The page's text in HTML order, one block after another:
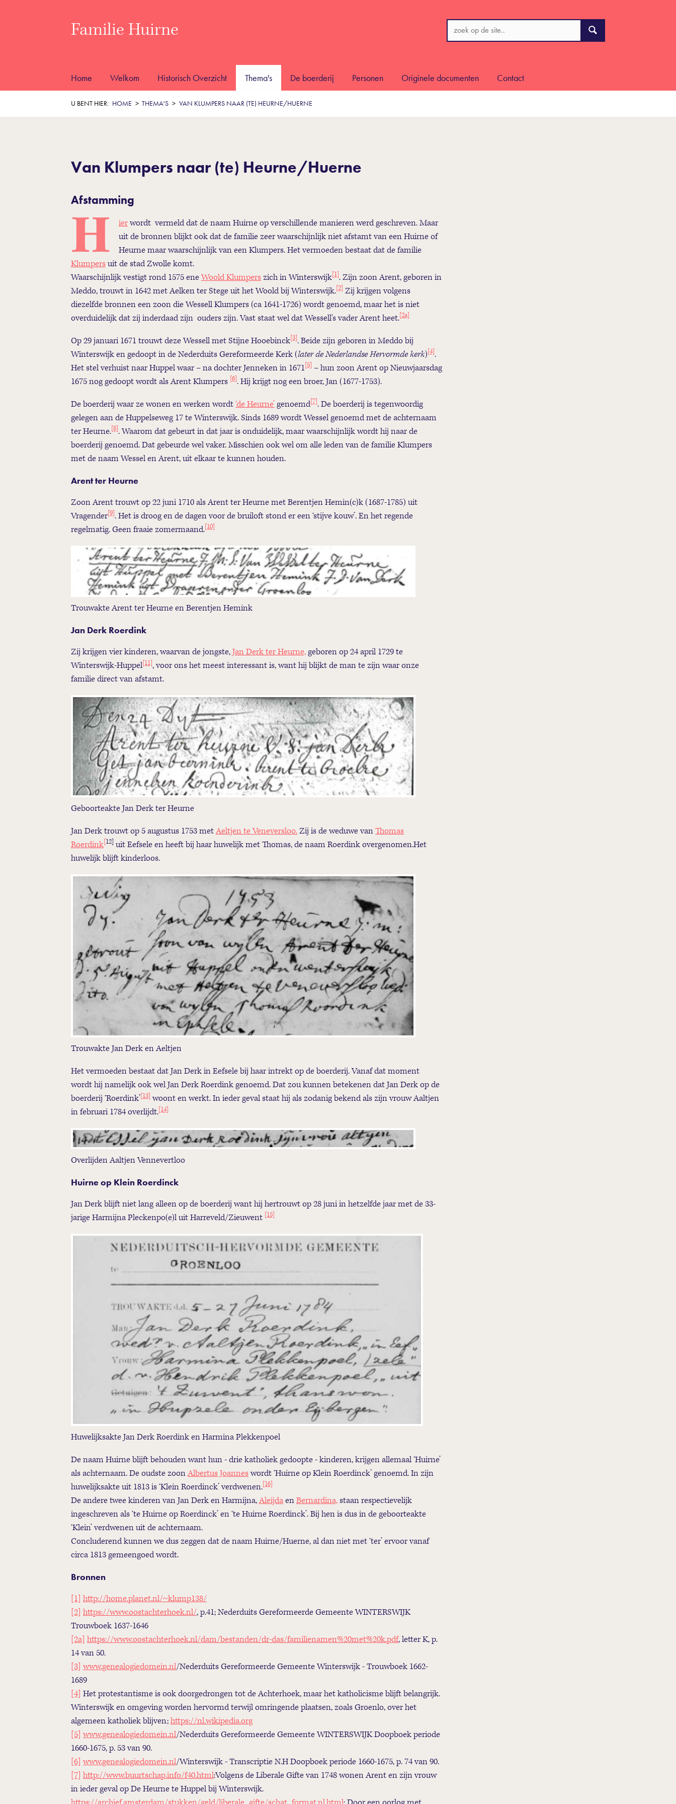
Familie Huirne
Home Welkom Historisch Overzicht Thema's De boerderij Personen Originele documenten Contact
U BENT HIER: HOME THEMA'S VAN KLUMPERS NAAR (TE) HEURNE/HUERNE
Van Klumpers naar (te) Heurne/Huerne
Afstamming
H ierwordt vermeld dat de naam Huirne op verschillende manieren werd geschreven. Maar
uit de bronnen blijkt ook dat de familie zeer waarschijnlijk niet afstamt van een Huirne of
Heurne maar waarschijnlijk van een Klumpers. Het vermoeden bestaat dat de familie
Klumpersuit de stad Zwolle komt.
Waarschijnlijk vestigt rond 1575 eneWoold Klumperszich in Winterswijk[1]. Zijn zoon Arent, geboren in
Meddo, trouwt in 1642 met Aelken ter Stege uit het Woold bij Winterswijk.[2] Zij krijgen volgens
diezelfde bronnen een zoon die Wessell Klumpers (ca 1641-1726) wordt genoemd, maar het is niet
overduidelijk dat zij inderdaad zijn ouders zijn. Vast staat wel dat Wessell's vader Arent heet.[2a]
Op 29 januari 1671 trouwt deze Wessell met Stijne Hooebinck[3]. Beide zijn geboren in Meddo bij
Winterswijk en gedoopt in de Nederduits Gereformeerde Kerk (later de Nederlandse Hervormde kerk)[4].
Het stel verhuist naar Huppel waar – na dochter Jenneken in 1671[5] – hun zoon Arent op Nieuwjaarsdag
1675 nog gedoopt wordt als Arent Klumpers [6]. Hij krijgt nog een broer, Jan (1677-1753).
De boerderij waar ze wonen en werken wordt‘de Heurne’genoemd[7]. De boerderij is tegenwoordig
gelegen aan de Huppelseweg 17 te Winterswijk. Sinds 1689 wordt Wessel genoemd met de achternaam
ter Heurne.[8]. Waarom dat gebeurt in dat jaar is onduidelijk, maar waarschijnlijk wordt hij naar de
boerderij genoemd. Dat gebeurde wel vaker. Misschien ook wel om alle leden van de familie Klumpers
met de naam Wessel en Arent, uit elkaar te kunnen houden.
Arent ter Heurne
Zoon Arent trouwt op 22 juni 1710 als Arent ter Heurne met Berentjen Hemin(c)k (1687-1785) uit
Vragender[9]. Het is droog en de dagen voor de bruiloft stond er een ‘stijve kouw’. En het regende
regelmatig. Geen fraaie zomermaand.[10]
Trouwakte Arent ter Heurne en Berentjen Hemink
Jan Derk Roerdink
Zij krijgen vier kinderen, waarvan de jongste,Jan Derk ter Heurne,geboren op 24 april 1729 te
Winterswijk-Huppel[11], voor ons het meest interessant is, want hij blijkt de man te zijn waar onze
familie direct van afstamt.
Geboorteakte Jan Derk ter Heurne
Jan Derk trouwt op 5 augustus 1753 metAeltjen te Veneversloo.Zij is de weduwe vanThomas
Roerdink[12] uit Eefsele en heeft bij haar huwelijk met Thomas, de naam Roerdink overgenomen.Het
huwelijk blijft kinderloos.
Trouwakte Jan Derk en Aeltjen
Het vermoeden bestaat dat Jan Derk in Eefsele bij haar intrekt op de boerderij. Vanaf dat moment
wordt hij namelijk ook wel Jan Derk Roerdink genoemd. Dat zou kunnen betekenen dat Jan Derk op de
boerderij ‘Roerdink’[13] woont en werkt. In ieder geval staat hij als zodanig bekend als zijn vrouw Aaltjen
in februari 1784 overlijdt.[14]
Overlijden Aaltjen Vennevertloo
Huirne op Klein Roerdinck
Jan Derk blijft niet lang alleen op de boerderij want hij hertrouwt op 28 juni in hetzelfde jaar met de 33-
jarige Harmijna Pleckenpo(e)l uit Harreveld/Zieuwent [15]
Huwelijksakte Jan Derk Roerdink en Harmina Plekkenpoel
De naam Huirne blijft behouden want hun - drie katholiek gedoopte - kinderen, krijgen allemaal ‘Huirne’
als achternaam. De oudste zoonAlbertus Joanneswordt ‘Huirne op Klein Roerdinck’ genoemd. In zijn
huwelijksakte uit 1813 is ‘Klein Roerdinck’ verdwenen.[16]
De andere twee kinderen van Jan Derk en Harmijna,AleijdaenBernardina,staan respectievelijk
ingeschreven als ‘te Huirne op Roerdinck’ en ‘te Huirne Roerdinck’. Bij hen is dus in de geboorteakte
‘Klein’ verdwenen uit de achternaam.
Concluderend kunnen we dus zeggen dat de naam Huirne/Huerne, al dan niet met ‘ter’ ervoor vanaf
circa 1813 gemeengoed wordt.
Bronnen
[1] http://home.planet.nl/~klump138/
[2] https://www.oostachterhoek.nl/, p.41; Nederduits Gereformeerde Gemeente WINTERSWIJK
Trouwboek 1637-1646
[2a] https://www.oostachterhoek.nl/dam/bestanden/dr-das/familienamen%20met%20k.pdf, letter K, p.
14 van 50.
[3] www.genealogiedomein.nl/Nederduits Gereformeerde Gemeente Winterswijk - Trouwboek 1662-
1689
[4] Het protestantisme is ook doorgedrongen tot de Achterhoek, maar het katholicisme blijft belangrijk.
Winterswijk en omgeving worden hervormd terwijl omringende plaatsen, zoals Groenlo, over het
algemeen katholiek blijven;https://nl.wikipedia.org
[5] www.genealogiedomein.nl/Nederduits Gereformeerde Gemeente WINTERSWIJK Doopboek periode
1660-1675, p. 53 van 90.
[6] www.genealogiedomein.nl/Winterswijk - Transcriptie N.H Doopboek periode 1660-1675, p. 74 van 90.
[7] http://www.buurtschap.info/f40.html:Volgens de Liberale Gifte van 1748 wonen Arent en zijn vrouw
in ieder geval op De Heurne te Huppel bij Winterswijk.